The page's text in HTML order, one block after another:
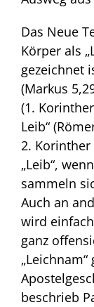
Das Neue
Körper als
gezeichnet
(Markus
(1.
Leib“
2. Korinther
„Leib“,
sammeln
Auch an
wird
ganz
beschrieb